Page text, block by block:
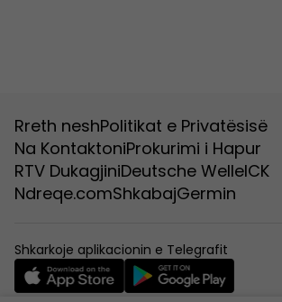
Rreth neshPolitikat e Privatësisë
Na KontaktoniProkurimi i Hapur
RTV DukagjiniDeutsche WelleICK
Ndreqe.comShkabajGermin
Shkarkoje aplikacionin e Telegrafit